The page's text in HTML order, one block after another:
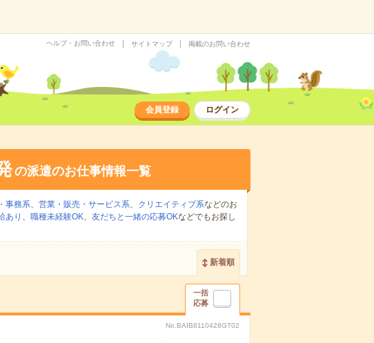
ヘルプ・お問い合わせ サイトマップ 掲載のお問い合わせ
会員登録 ログイン
の派遣のお仕事情報一覧
事務系、 営業・販売・サービス系、 クリエイティブ系などのお
あり 、 職種未経験OK、 友だちと一緒の応募OKなどでもお探し
新着順
一括
応募
No.BAIB8110428GT02